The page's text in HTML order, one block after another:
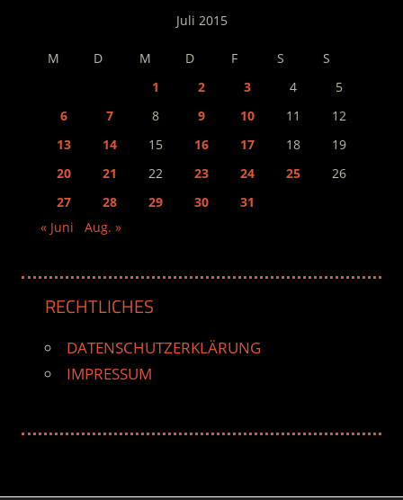
Juli 2015
M D M D F S
S
1
2 3 4
5
6
7 8 9 10 11
12
13
14 15 16 17 18
19
20
21 22 23 24 25
26
27
28 29 30
31
« Juni
Aug. »
RECHTLICHES
DATENSCHUTZERKLÄRUNG
IMPRESSUM